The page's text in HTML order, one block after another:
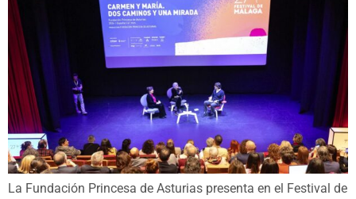
La Fundación Princesa de Asturias presenta en el Festival de